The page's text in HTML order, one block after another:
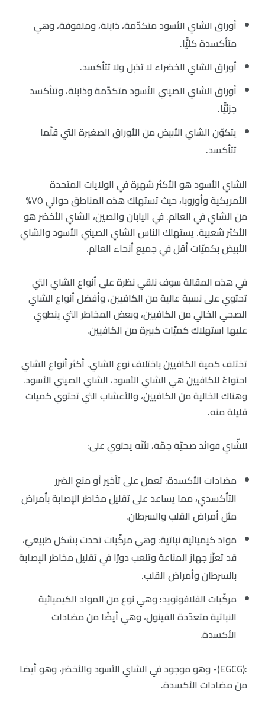
أوراق الشاي الأسود متكدّمة، ذابلة، وملفوفة، وهي
متأكسدة كليًّا.
أوراق الشاي الخضراء لا تذبل ولا تتأكسد.
أوراق الشاي الصيني الأسود متكدّمة وذابلة، وتتأكسد
جزئيًّا.
يتكوّن الشاي الأبيض من الأوراق الصغيرة التي قلّما
تتأكسد.
الشاي الأسود هو الأكثر شهرة في الولايات المتحدة
الأمريكية وأوروبا، حيث تستهلك هذه المناطق حوالي ٧٥%
من الشاي في العالم. في اليابان والصين، الشاي الأخضر هو
الأكثر شعبية. يستهلك الناس الشاي الصيني الأسود والشاي
الأبيض بكميّات أقل في جميع أنحاء العالم.
في هذه المقالة سوف نلقي نظرة على أنواع الشاي التي
تحتوي على نسبة عالية من الكافيين، وأفضل أنواع الشاي
الصحي الخالي من الكافيين، وبعض المخاطر التي ينطوي
عليها استهلاك كميّات كبيرة من الكافيين.
تختلف كمية الكافيين باختلاف نوع الشاي. أكثر أنواع الشاي
احتواءً للكافيين هي الشاي الأسود، الشاي الصيني الأسود.
وهناك الخالية من الكافيين، والأعشاب التي تحتوي كميات
قليلة منه.
للشّاي فوائد صحيّة جمّة، لأنّه يحتوي على:
مضادات الأكسدة: تعمل على تأخير أو منع الضرر
التأكسدي، مما يساعد على تقليل مخاطر الإصابة بأمراض
مثل أمراض القلب والسرطان.
مواد كيميائية نباتية: وهي مركّبات تحدث بشكل طبيعيّ،
قد تعزّز جهاز المناعة وتلعب دورًا في تقليل مخاطر الإصابة
بالسرطان وأمراض القلب.
مركّبات الفلافونويد: وهي نوع من المواد الكيميائية
النباتية متعدّدة الفينول، وهي أيضًا من مضادات
الأكسدة.
:(EGCG)- وهو موجود في الشاي الأسود والأخضر، وهو أيضا
من مضادات الأكسدة.